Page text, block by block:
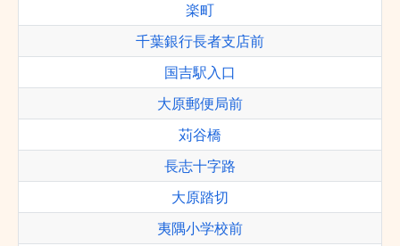
楽町
千葉銀行長者支店前
国吉駅入口
大原郵便局前
苅谷橋
長志十字路
大原踏切
夷隅小学校前